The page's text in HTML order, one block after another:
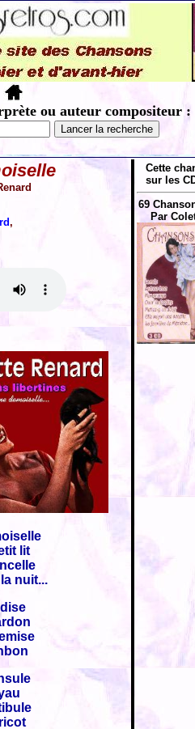
ou auteur compositeur :
,
lit
nuit...
Cette
sur les
69
Par